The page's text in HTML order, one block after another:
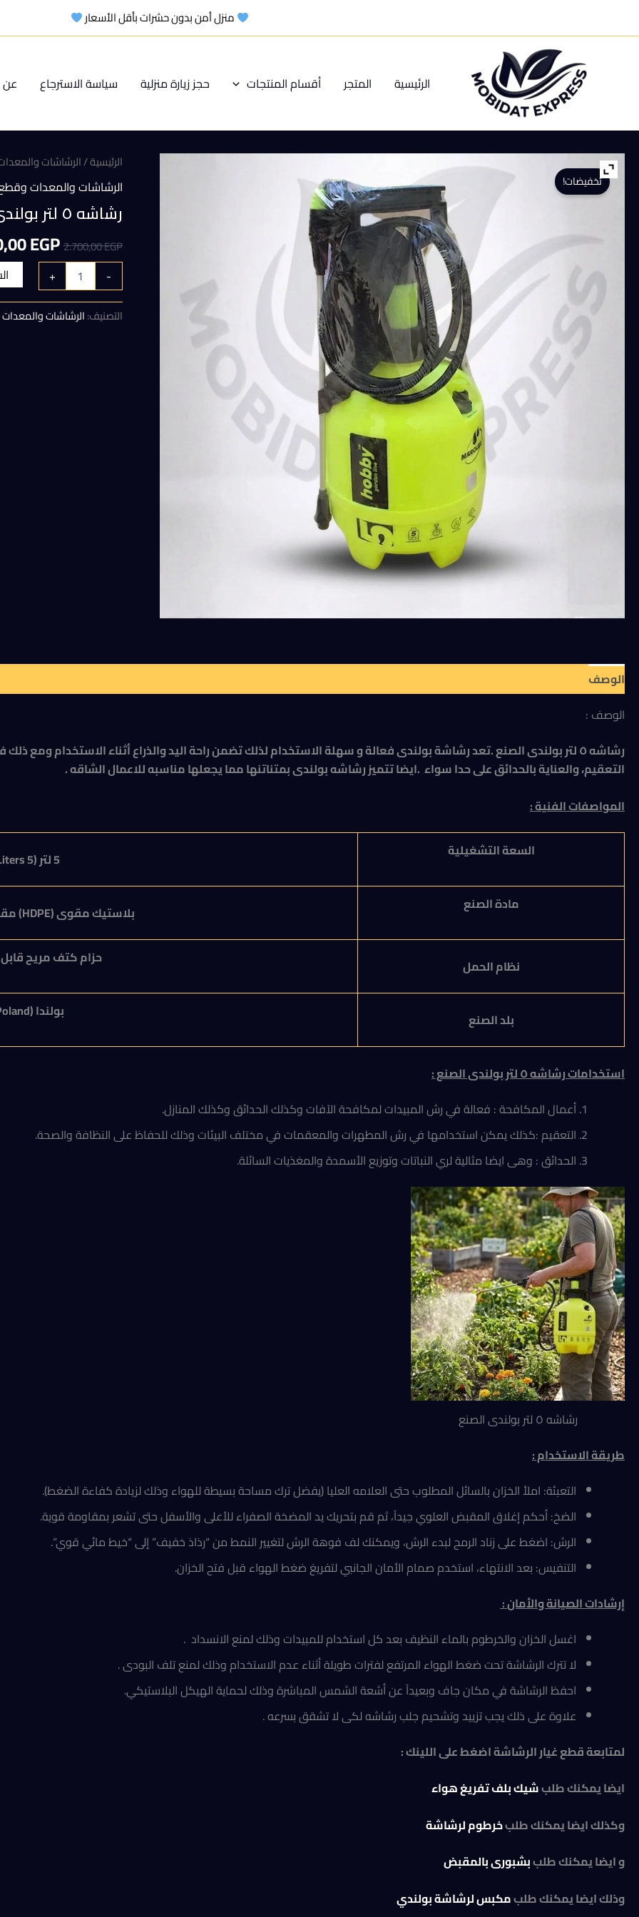
منزل أمن بدون حشرات بأقل الأسعار
الرئيسية المتجر أقسام المنتجات حجز زيارة منزلية سياسة الاسترجاع عن
تخفيضات!
الرئيسية/الرشاشات
الرشاشات والمعدات وقطع
رشاشه ٥ لتر بولندى الصنع
2.700,00EGP
السعر
الأصلي
هو:
EGP.
EGP
-
+
التصنيف:الرشاشات
الوصف
الوصف :
رشاشه ٥ لتر بولندى الصنع .تعد رشاشة بولندى فعالة و سهلة الاستخدام لذلك تضمن راحة اليد والذراع أثناء الاستخدام
التعقيم، والعناية بالحدائق على حدا سواء .ايضا تتميز رشاشه بولندى بمتناتنها مما يجعلها مناسبه للاعمال الشاقه .
المواصفات الفنية :
السعة التشغيلية 5 لتر (5
مادة الصنع بلاستيك مقوى (HDPE
)
نظام الحمل حزام كتف مريح
بلد الصنع بولندا (
استخداماترشاشه ٥ لتر بولندى الصنع :
أعمال المكافحة : فعالة في رش المبيدات لمكافحة الآفات وكذلك الحدائق وكذلك المنازل.
التعقيم :كذلك يمكن استخدامها في رش المطهرات والمعقمات في مختلف البيئات وذلك للحفاظ على النظافة والصحة.
الحدائق : وهى ايضا مثالية لري النباتات وتوزيع الأسمدة والمغذيات السائلة.
رشاشه ٥ لتر بولندى الصنع
طريقة الاستخدام :
التعبئة: املأ الخزان بالسائل المطلوب حتى العلامه العليا (يفضل ترك مساحة بسيطة للهواء وذلك لزيادة كفاءة الضغط).
الضخ: أحكم إغلاق المقبض العلوي جيداً، ثم قم بتحريك يد المضخة الصفراء للأعلى والأسفل حتى تشعر بمقاومة قوية.
الرش: اضغط على زناد الرمح لبدء الرش، ويمكنك لف فوهة الرش لتغيير النمط من “رذاذ خفيف” إلى “خيط مائي قوي”.
التنفيس: بعد الانتهاء، استخدم صمام الأمان الجانبي لتفريغ ضغط الهواء قبل فتح الخزان.
إرشادات الصيانة والأمان:
اغسل الخزان والخرطوم بالماء النظيف بعد كل استخدام للمبيدات وذلك لمنع الانسداد .
لا تترك الرشاشة تحت ضغط الهواء المرتفع لفترات طويلة أثناء عدم الاستخدام وذلك لمنع تلف البودى .
احفظ الرشاشة في مكان جاف وبعيداً عن أشعة الشمس المباشرة وذلك لحماية الهيكل البلاستيكي.
علاوة على ذلك يجب تزييد وتشحيم جلب رشاشه لكى لا تشقق بسرعه .
لمتابعة قطع غيار الرشاشة اضغط على اللينك :
ايضا يمكنك طلبشيك بلف تفريغ هواء
وكذلك ايضا يمكنك طلبخرطوم لرشاشة
و ايضا يمكنك طلببشبورى بالمقبض
وذلك ايضا يمكنك طلبمكبس لرشاشة بولندي